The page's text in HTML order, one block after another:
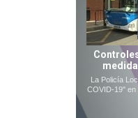
La Policía
COVID-19" en